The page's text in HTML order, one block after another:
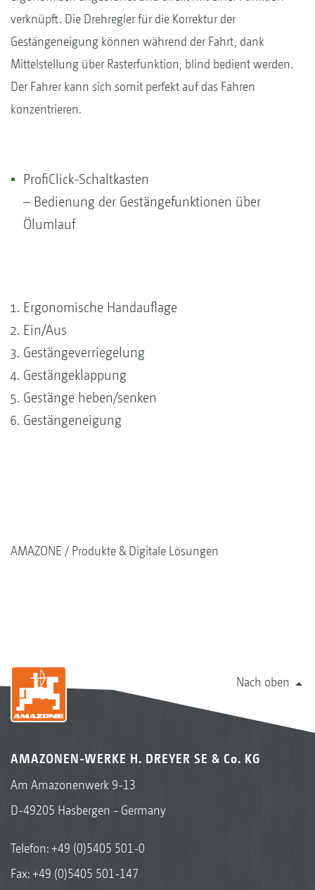
verknüpft. Die Drehregler für die Korrektur der
Gestängeneigung können während der Fahrt, dank
Mittelstellung über Rasterfunktion, blind bedient werden.
Der Fahrer kann sich somit perfekt auf das Fahren
konzentrieren.
ProfiClick-Schaltkasten
– Bedienung der Gestängefunktionen über
Ölumlauf
Ergonomische Handauflage
Ein/Aus
Gestängeverriegelung
Gestängeklappung
Gestänge heben/senken
Gestängeneigung
AMAZONE Produkte & Digitale Lösungen
Nach oben
AMAZONEN-WERKE H. DREYER SE & Co. KG
Am Amazonenwerk 9-13
D-49205 Hasbergen - Germany
Telefon:+49 (0)5405 501-0
Fax: +49 (0)5405 501-147